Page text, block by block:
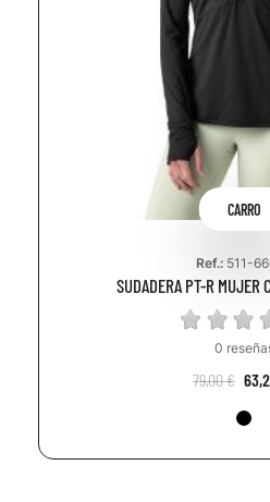
CARRO
Ref.: 511-
SUDADERA PT-R MUJER
0
79,00 €